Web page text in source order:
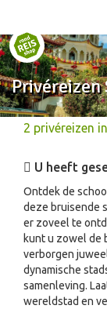
Privéreizen
2 privéreizen in
U heeft
Ontdek de
deze bruisende
er zoveel te
kunt u zowel de
verborgen
dynamische
samenleving.
wereldstad en